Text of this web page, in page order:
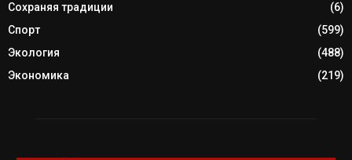
Сохраняя традиции
(6)
Спорт
(599)
Экология
(488)
Экономика
(219)